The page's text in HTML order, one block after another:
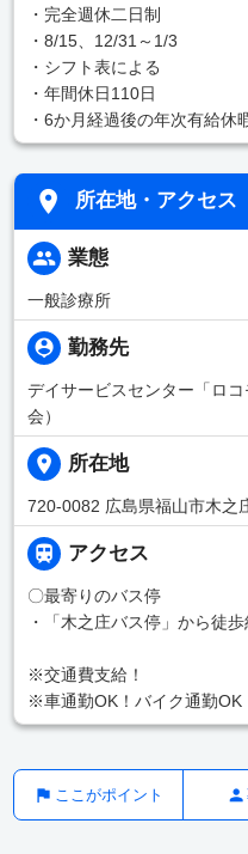
・完全週休二日制
・8/15、12/31～1/3
・シフト表による
・年間休日110日
・6か月経過後の年次有給休
所在地・アクセス
業態
一般診療所
勤務先
デイサービスセンター「ロ
会）
所在地
720-0082 広島県福山市木之
アクセス
〇最寄りのバス停
・「木之庄バス停」から徒
※交通費支給！
※車通勤OK！バイク通勤OK
ここがポイント